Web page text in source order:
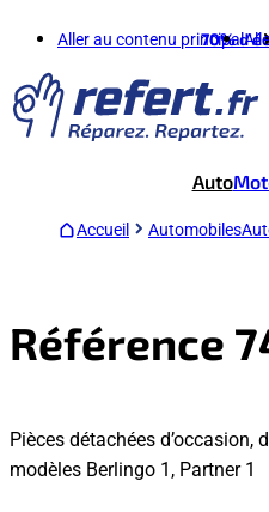
Aller au contenu principal
70%
Auto
Accueil Automobiles
Référence
Pièces détachées
modèles Berlingo 1, Partner 1